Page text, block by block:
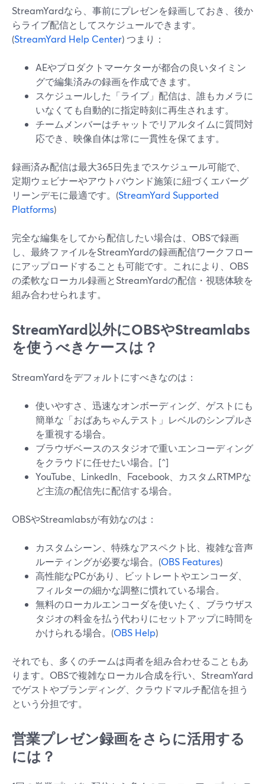
StreamYardなら、事前にプレゼンを録画しておき、後か
らライブ配信としてスケジュールできます。
(StreamYard Help Center) つまり：
AEやプロダクトマーケターが都合の良いタイミン
グで編集済みの録画を作成できます。
スケジュールした「ライブ」配信は、誰もカメラに
いなくても自動的に指定時刻に再生されます。
チームメンバーはチャットでリアルタイムに質問対
応でき、映像自体は常に一貫性を保てます。
録画済み配信は最大365日先までスケジュール可能で、
定期ウェビナーやアウトバウンド施策に紐づくエバーグ
リーンデモに最適です。(StreamYard Supported
Platforms)
完全な編集をしてから配信したい場合は、OBSで録画
し、最終ファイルをStreamYardの録画配信ワークフロー
にアップロードすることも可能です。これにより、OBS
の柔軟なローカル録画とStreamYardの配信・視聴体験を
組み合わせられます。
StreamYard以外にOBSやStreamlabs
を使うべきケースは？
StreamYardをデフォルトにすべきなのは：
使いやすさ、迅速なオンボーディング、ゲストにも
簡単な「おばあちゃんテスト」レベルのシンプルさ
を重視する場合。
ブラウザベースのスタジオで重いエンコーディング
をクラウドに任せたい場合。[^]
YouTube、LinkedIn、Facebook、カスタムRTMPな
ど主流の配信先に配信する場合。
OBSやStreamlabsが有効なのは：
カスタムシーン、特殊なアスペクト比、複雑な音声
ルーティングが必要な場合。(OBS Features)
高性能なPCがあり、ビットレートやエンコーダ、
フィルターの細かな調整に慣れている場合。
無料のローカルエンコーダを使いたく、ブラウザス
タジオの料金を払う代わりにセットアップに時間を
かけられる場合。(OBS Help)
それでも、多くのチームは両者を組み合わせることもあ
ります。OBSで複雑なローカル合成を行い、StreamYard
でゲストやブランディング、クラウドマルチ配信を担う
という分担です。
営業プレゼン録画をさらに活用する
には？